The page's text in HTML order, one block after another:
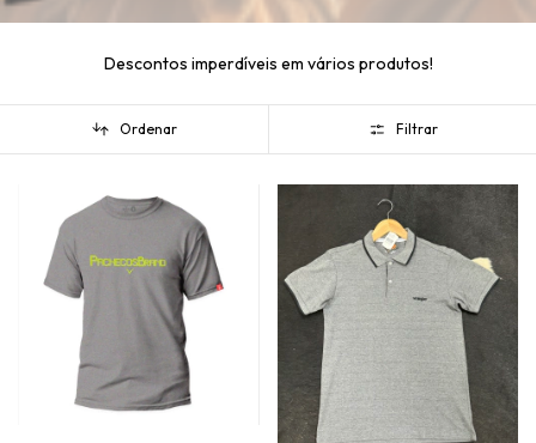
Descontos imperdíveis em vários produtos!
Ordenar Filtrar